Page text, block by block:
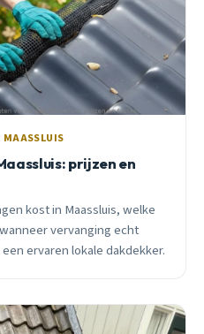
MAASSLUIS
prijzen en
kost in Maassluis, welke
vervanging echt
ervaren lokale dakdekker.